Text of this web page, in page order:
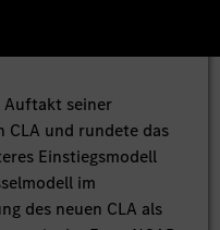
Auftakt seiner
und rundete das
Einstiegsmodell
im
des neuen CLA als